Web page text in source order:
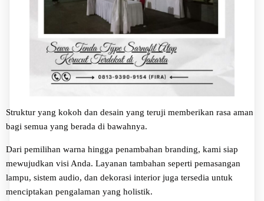
Struktur yang kokoh dan desain yang teruji memberikan rasa aman
bagi semua yang berada di bawahnya.
Dari pemilihan warna hingga penambahan branding, kami siap
mewujudkan visi Anda. Layanan tambahan seperti pemasangan
lampu, sistem audio, dan dekorasi interior juga tersedia untuk
menciptakan pengalaman yang holistik.